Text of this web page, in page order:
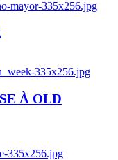
mayor-335x256.jpg
335x256.jpg
À OLD
335x256.jpg